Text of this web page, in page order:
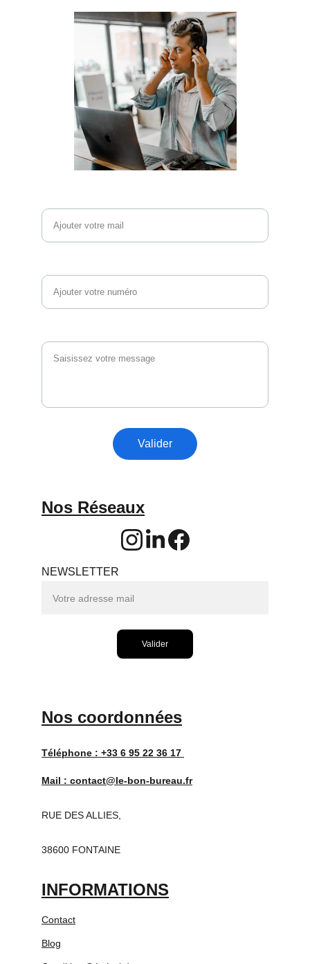
Valider
Téléphone : +33 6 95 22 36 17
Mail : contact@le-bon-bureau.fr
RUE DES ALLIES,
38600 FONTAINE
Contact
Blog
Nos Réseaux
Nos coordonnées
INFORMATIONS
NEWSLETTER
Valider